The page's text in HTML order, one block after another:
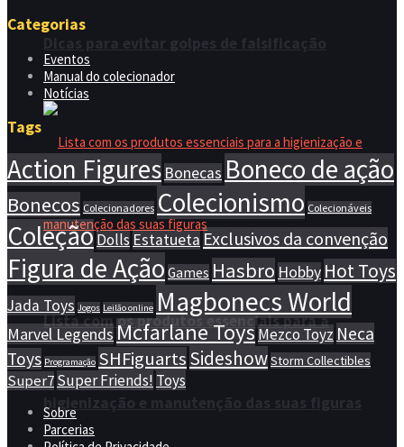
Lista com os produtos essenciais para a
higienização e manutenção das suas figuras
Categorias
Eventos
Manual do colecionador
Notícias
Tags
Action Figures Bonecas Boneco de ação
Bonecos Colecionadores Colecionismo Colecionáveis
ColeçãoDolls EstatuetaExclusivos da convenção
Figura de Ação Games Hasbro Hobby Hot Toys
Jada Toys Jogos Leilão online Magbonecs World
Marvel Legends Mcfarlane Toys Mezco Toyz Neca
Toys Programação SHFiguartsSideshowStorm Collectibles
Super7Super Friends! Toys
Sobre
Parcerias